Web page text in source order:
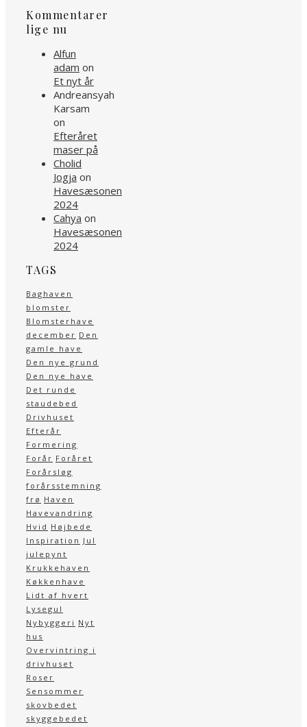
Kommentarer
lige nu
Alfun
adam on
Et nyt år
Andreansyah
Karsam
on
Efteråret
maser på
Cholid
Jogja on
Havesæsonen
2024
Cahya on
Havesæsonen
2024
TAGS
Baghaven
blomster
Blomsterhave
december Den
gamle have
Den nye grund
Den nye have
Det runde
staudebed
Drivhuset
Efterår
Formering
Forår Foråret
Forårsløg
forårsstemning
frø Haven
Havevandring
Hvid Højbede
Inspiration Jul
julepynt
Krukkehaven
Køkkenhave
Lidt af hvert
Lysegul
Nybyggeri Nyt
hus
Overvintring i
drivhuset
Roser
Sensommer
skovbedet
skyggebedet